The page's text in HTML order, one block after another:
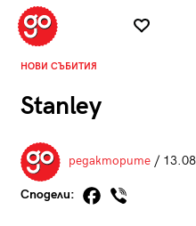
НОВИ СЪБИТИЯ
Stanley
редакторите/
Сподели: